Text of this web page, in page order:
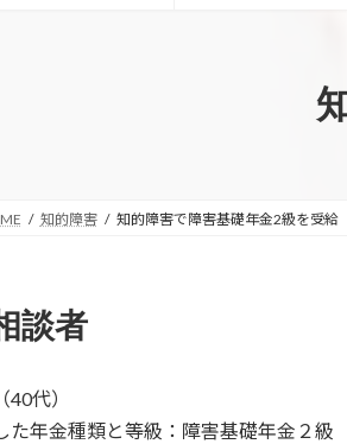
知的障害 知的障害で障害基礎年金2級を受給
談者
40代）
た年金種類と等級：障害基礎年金２級